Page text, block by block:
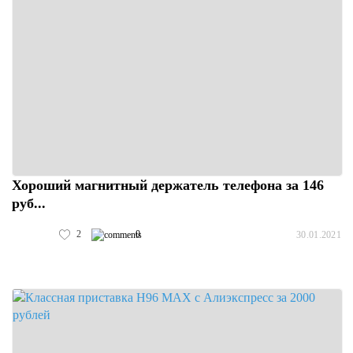
Хороший магнитный держатель телефона за 146
руб...
2 0 30.01.2021